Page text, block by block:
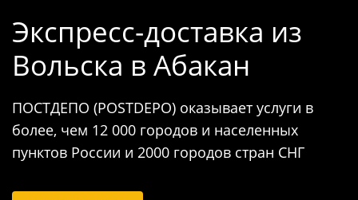
Экспресс-доставка из
Вольска в Абакан
ПОСТДЕПО (POSTDEPO) оказывает услуги в
более, чем 12 000 городов и населенных
пунктов России и 2000 городов стран СНГ